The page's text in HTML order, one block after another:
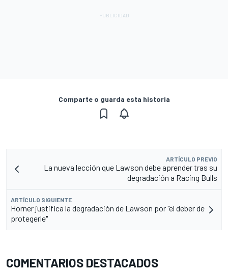
Comparte o guarda esta historia
ARTÍCULO PREVIO
La nueva lección que Lawson debe aprender tras su
degradación a Racing Bulls
ARTÍCULO SIGUIENTE
Horner justifica la degradación de Lawson por "el deber de
protegerle"
COMENTARIOS DESTACADOS